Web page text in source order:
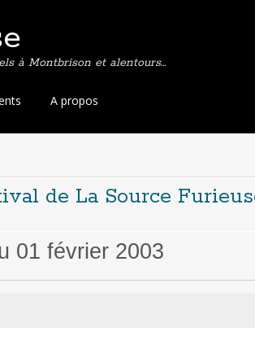
à Montbrison et alentours…
A propos
de La Source
01 février 2003